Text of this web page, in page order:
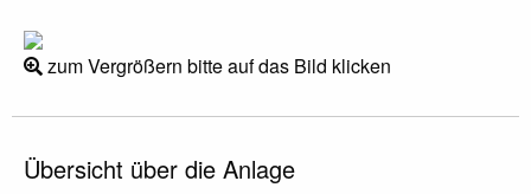
zum Vergrößern bitte auf das Bild klicken
Übersicht über die Anlage